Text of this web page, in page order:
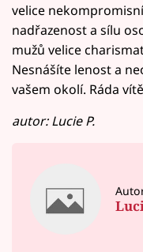
velice
nadřazenost a sílu
mužů velice
Nesnášíte lenost a
vašem okolí. Ráda
autor: Lucie P.